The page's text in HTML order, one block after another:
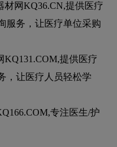
材网KQ36.CN,提供医疗
服务，让医疗单位采购
提供医疗
，让医疗人员轻松学
专注医生/护